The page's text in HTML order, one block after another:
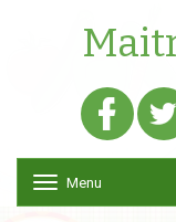
Menu